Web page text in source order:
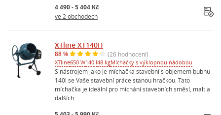
4 490 - 5 404 Kč
ve 2 obchodech
XTline XT140H
88 % (26 hodnocení)
XTline650 W140 l48 kgMíchačky s výklopnou nádobou
S nástrojem jako je míchačka stavební s objemem bubnu
140l se Vaše stavební práce stanou hračkou. Tato
míchačka je ideální pro míchání stavebních směsí, malt a
dalších...